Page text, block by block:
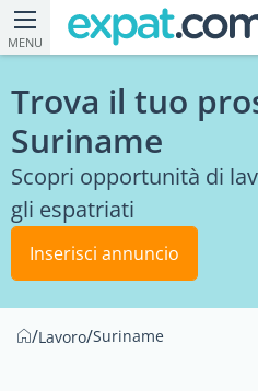
MENU
Trova il tuo
Suriname
Scopri opportunità di
gli espatriati
Inserisci annuncio
/Lavoro/Suriname